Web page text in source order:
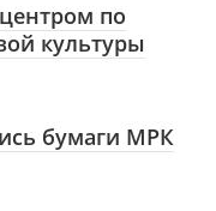
по
культуры
бумаги МРК